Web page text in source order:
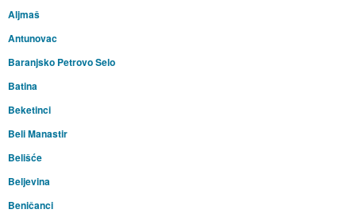
Aljmaš
Antunovac
Baranjsko Petrovo Selo
Batina
Beketinci
Beli Manastir
Belišće
Beljevina
Beničanci